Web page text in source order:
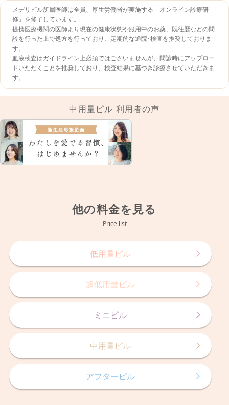
メデリピル所属医師は全員、厚生労働省が実施する「オンライン診療研
修」を修了しています。
提携医療機関の医師より現在の健康状態や服用中のお薬、既往歴などの問
診を行った上で処方を行っており、定期的な通院･検査を推奨しておりま
す。
血液検査はガイドライン上必須ではございませんが、問診時にアップロー
ドいただくことを推奨しており、検査結果に基づき診療させていただきま
す。
中用量ピル 利用者の声
他の料金を見る
Price list
低用量ピル
超低用量ピル
ミニピル
中用量ピル
アフターピル